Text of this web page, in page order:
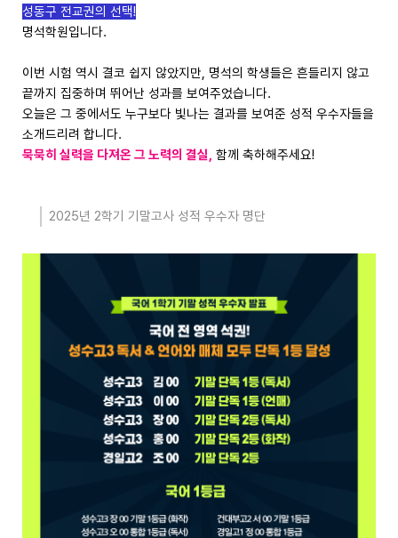
성동구 전교권의 선택!
명석학원입니다.
이번 시험 역시 결코 쉽지 않았지만, 명석의 학생들은 흔들리지 않고
끝까지 집중하며 뛰어난 성과를 보여주었습니다.
오늘은 그 중에서도 누구보다 빛나는 결과를 보여준 성적 우수자들을
소개드리려 합니다.
묵묵히 실력을 다져온 그 노력의 결실, 함께 축하해주세요!
2025년 2학기 기말고사 성적 우수자 명단